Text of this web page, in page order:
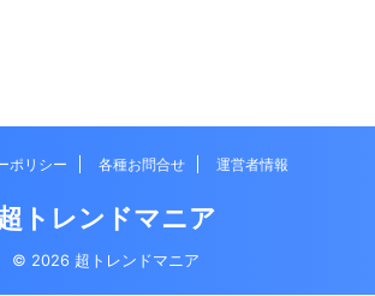
ポリシー 各種お問合せ 運営者情報
トレンドマニア
© 2026 超トレンドマニア